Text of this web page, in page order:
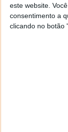
este website.
consentimento a
clicando no botão